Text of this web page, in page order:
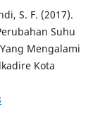
S. F. (2017).
Suhu
Mengalami
Kota